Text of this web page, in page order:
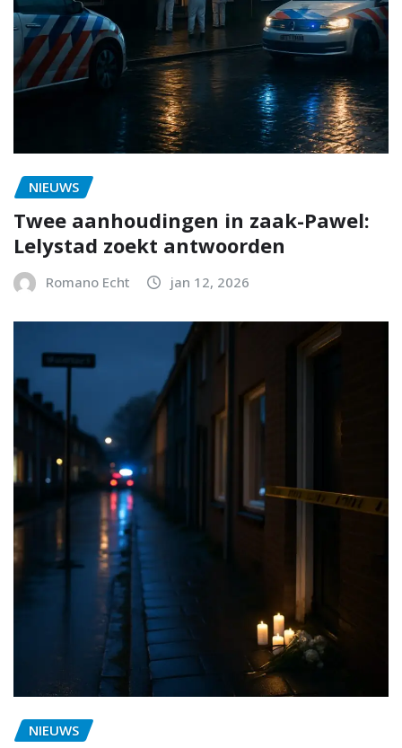
NIEUWS
Twee aanhoudingen in zaak-Pawel:
Lelystad zoekt antwoorden
Romano Echt jan 12, 2026
NIEUWS